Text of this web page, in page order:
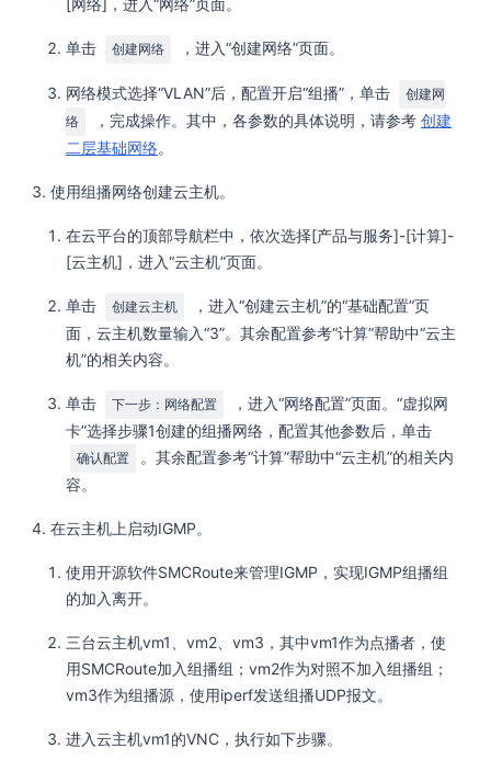
[网络]，进入“网络”页面。
单击 创建网络 ，进入“创建网络”页面。
网络模式选择“VLAN”后，配置开启“组播”，单击
创建网
络
，完成操作。其中，各参数的具体说明，请参考 创建
二层基础网络。
使用组播网络创建云主机。
在云平台的顶部导航栏中，依次选择[产品与服务]-[计算]-
[云主机]，进入“云主机”页面。
单击 创建云主机
，进入“创建云主机”的“基础配置”页
面，云主机数量输入“3”。其余配置参考“计算”帮助中“云主
机”的相关内容。
单击 下一步：网络配置
，进入“网络配置”页面。“虚拟网
卡”选择步骤1创建的组播网络，配置其他参数后，单击
确认配置
。其余配置参考“计算”帮助中“云主机”的相关内
容。
在云主机上启动IGMP。
使用开源软件SMCRoute来管理IGMP，实现IGMP组播组
的加入离开。
三台云主机vm1、vm2、vm3，其中vm1作为点播者，使
用SMCRoute加入组播组；vm2作为对照不加入组播组；
vm3作为组播源，使用iperf发送组播UDP报文。
进入云主机vm1的VNC，执行如下步骤。